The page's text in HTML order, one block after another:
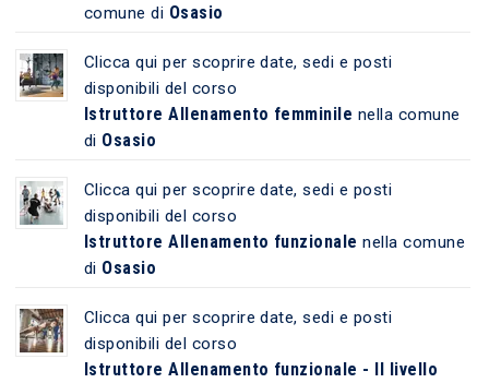
comune di Osasio
Clicca qui per scoprire date, sedi e posti
disponibili del corso
Istruttore Allenamento femminile nella comune
di Osasio
Clicca qui per scoprire date, sedi e posti
disponibili del corso
Istruttore Allenamento funzionale nella comune
di Osasio
Clicca qui per scoprire date, sedi e posti
disponibili del corso
Istruttore Allenamento funzionale - II livello